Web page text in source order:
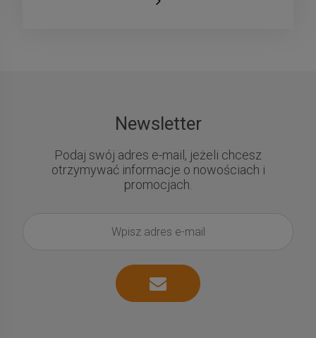
Newsletter
Podaj swój adres e-mail, jeżeli chcesz
otrzymywać informacje o nowościach i
promocjach.